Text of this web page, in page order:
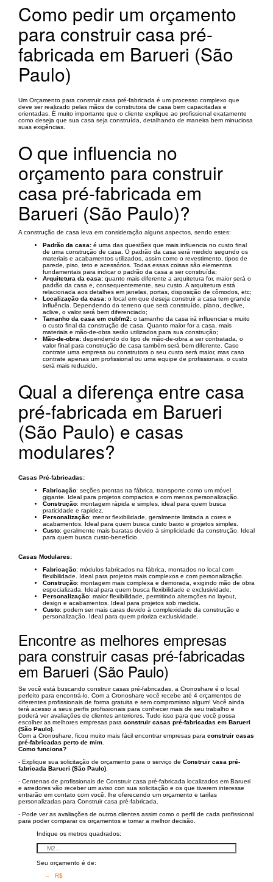
Como pedir um orçamento
para construir casa pré-
fabricada em Barueri (São
Paulo)
Um Orçamento para construir casa pré-fabricada é um processo complexo que
deve ser realizado pelas mãos de construtora de casa bem capacitadas e
orientadas. É muito importante que o cliente explique ao profissional exatamente
como deseja que sua casa seja construída, detalhando de maneira bem minuciosa
suas exigências.
O que influencia no
orçamento para construir
casa pré-fabricada em
Barueri (São Paulo)?
A construção de casa leva em consideração alguns aspectos, sendo estes:
Padrão da casa: é uma das questões que mais influencia no custo final
de uma construção de casa. O padrão da casa será medido segundo os
materiais e acabamentos utilizados, assim como o revestimento, tipos de
parede, piso, teto e acessórios. Todas essas coisas são elementos
fundamentais para indicar o padrão da casa a ser construída;
Arquitetura da casa: quanto mais diferente a arquitetura for, maior será o
padrão da casa e, consequentemente, seu custo. A arquitetura está
relacionada aos detalhes em janelas, portas, disposição de cômodos, etc;
Localização da casa: o local em que deseja construir a casa tem grande
influência. Dependendo do terreno que será construído, plano, declive,
aclive, o valor será bem diferenciado;
Tamanho da casa em cub/m2: o tamanho da casa irá influenciar e muito
o custo final da construção de casa. Quanto maior for a casa, mais
materiais e mão-de-obra serão utilizados para sua construção;
Mão-de-obra: dependendo do tipo de mão-de-obra a ser contratada, o
valor final para construção de casa também será bem diferente. Caso
contrate uma empresa ou construtora o seu custo será maior, mas caso
contrate apenas um profissional ou uma equipe de profissionais, o custo
será mais reduzido.
Qual a diferença entre casa
pré-fabricada em Barueri
(São Paulo) e casas
modulares?
Casas Pré-fabricadas:
Fabricação: seções prontas na fábrica, transporte como um móvel
gigante. Ideal para projetos compactos e com menos personalização.
Construção: montagem rápida e simples, ideal para quem busca
praticidade e rapidez.
Personalização: menor flexibilidade, geralmente limitada a cores e
acabamentos. Ideal para quem busca custo baixo e projetos simples.
Custo: geralmente mais baratas devido à simplicidade da construção. Ideal
para quem busca custo-benefício.
Casas Modulares:
Fabricação: módulos fabricados na fábrica, montados no local com
flexibilidade. Ideal para projetos mais complexos e com personalização.
Construção: montagem mais complexa e demorada, exigindo mão de obra
especializada. Ideal para quem busca flexibilidade e exclusividade.
Personalização: maior flexibilidade, permitindo alterações no layout,
design e acabamentos. Ideal para projetos sob medida.
Custo: podem ser mais caras devido à complexidade da construção e
personalização. Ideal para quem prioriza exclusividade.
Encontre as melhores empresas
para construir casas pré-fabricadas
em Barueri (São Paulo)
Se você está buscando construir casas pré-fabricadas, a Cronoshare é o local
perfeito para encontrá-lo. Com a Cronoshare você recebe até 4 orçamentos de
diferentes profissionais de forma gratuita e sem compromisso algum! Você ainda
terá acesso a seus perfis profissionais para conhecer mais de seu trabalho e
poderá ver avaliações de clientes anteriores. Tudo isso para que você possa
escolher as melhores empresas para construir casas pré-fabricadas em Barueri
(São Paulo)
Com a Cronoshare, ficou muito mais fácil encontrar empresas para construir casas
pré-fabricadas perto de mim
Como funciona?
- Explique sua solicitação de orçamento para o serviço de Construir casa pré-
fabricada Barueri (São Paulo)
- Centenas de profissionais de Construir casa pré-fabricada localizados em Barueri
e arredores vão receber um aviso con sua solicitação e os que tiverem interesse
entrarão em contato com você, lhe oferecendo um orçamento e tarifas
personalizadas para Construir casa pré-fabricada.
- Pode ver as avaliações de outros clientes assim como o perfil de cada profissional
para poder comparar os orçamentos e tomar a melhor decisão.
Indique os metros quadrados:
Seu orçamento é de:
– R$